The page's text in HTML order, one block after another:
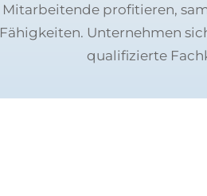
Mitarbeitende profitieren,
Fähigkeiten. Unternehmen
qualifizierte